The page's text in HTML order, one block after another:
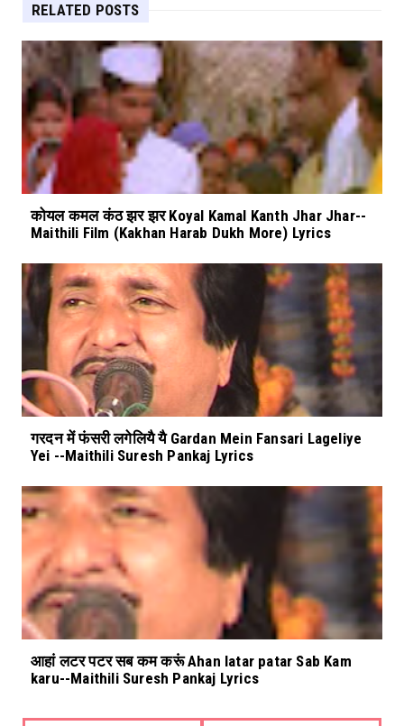
RELATED POSTS
कोयल कमल कंठ झर झर Koyal Kamal Kanth Jhar Jhar--
Maithili Film (Kakhan Harab Dukh More) Lyrics
गरदन में फंसरी लगेलियै यै Gardan Mein Fansari Lageliye
Yei --Maithili Suresh Pankaj Lyrics
आहां लटर पटर सब कम करूं Ahan latar patar Sab Kam
karu--Maithili Suresh Pankaj Lyrics